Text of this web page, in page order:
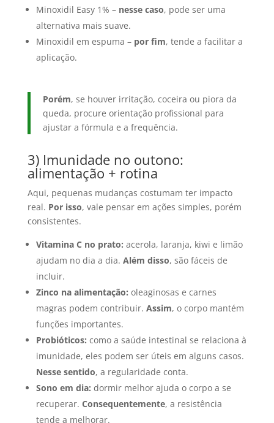
Minoxidil Easy 1% – nesse caso, pode ser uma
alternativa mais suave.
Minoxidil em espuma – por fim, tende a facilitar a
aplicação.
Porém, se houver irritação, coceira ou piora da
queda, procure orientação profissional para
ajustar a fórmula e a frequência.
3) Imunidade no outono:
alimentação + rotina
Aqui, pequenas mudanças costumam ter impacto
real. Por isso, vale pensar em ações simples, porém
consistentes.
Vitamina C no prato: acerola, laranja, kiwi e limão
ajudam no dia a dia. Além disso, são fáceis de
incluir.
Zinco na alimentação: oleaginosas e carnes
magras podem contribuir. Assim, o corpo mantém
funções importantes.
Probióticos: como a saúde intestinal se relaciona à
imunidade, eles podem ser úteis em alguns casos.
Nesse sentido, a regularidade conta.
Sono em dia: dormir melhor ajuda o corpo a se
recuperar. Consequentemente, a resistência
tende a melhorar.